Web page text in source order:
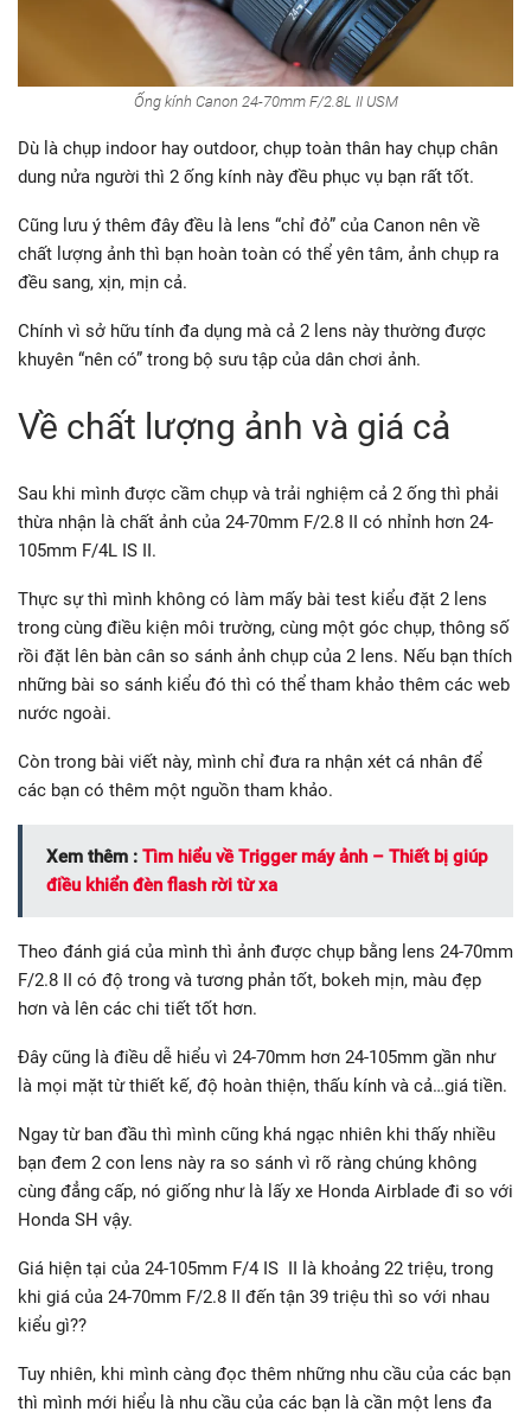
Ống kính Canon 24-70mm F/2.8L II USM
Dù là chụp indoor hay outdoor, chụp toàn thân hay chụp chân
dung nửa người thì 2 ống kính này đều phục vụ bạn rất tốt.
Cũng lưu ý thêm đây đều là lens “chỉ đỏ” của Canon nên về
chất lượng ảnh thì bạn hoàn toàn có thể yên tâm, ảnh chụp ra
đều sang, xịn, mịn cả.
Chính vì sở hữu tính đa dụng mà cả 2 lens này thường được
khuyên “nên có” trong bộ sưu tập của dân chơi ảnh.
Về chất lượng ảnh và giá cả
Sau khi mình được cầm chụp và trải nghiệm cả 2 ống thì phải
thừa nhận là chất ảnh của 24-70mm F/2.8 II có nhỉnh hơn 24-
105mm F/4L IS II.
Thực sự thì mình không có làm mấy bài test kiểu đặt 2 lens
trong cùng điều kiện môi trường, cùng một góc chụp, thông số
rồi đặt lên bàn cân so sánh ảnh chụp của 2 lens. Nếu bạn thích
những bài so sánh kiểu đó thì có thể tham khảo thêm các web
nước ngoài.
Còn trong bài viết này, mình chỉ đưa ra nhận xét cá nhân để
các bạn có thêm một nguồn tham khảo.
Xem thêm : Tìm hiểu về Trigger máy ảnh – Thiết bị giúp
điều khiển đèn flash rời từ xa
Theo đánh giá của mình thì ảnh được chụp bằng lens 24-70mm
F/2.8 II có độ trong và tương phản tốt, bokeh mịn, màu đẹp
hơn và lên các chi tiết tốt hơn.
Đây cũng là điều dễ hiểu vì 24-70mm hơn 24-105mm gần như
là mọi mặt từ thiết kế, độ hoàn thiện, thấu kính và cả…giá tiền.
Ngay từ ban đầu thì mình cũng khá ngạc nhiên khi thấy nhiều
bạn đem 2 con lens này ra so sánh vì rõ ràng chúng không
cùng đẳng cấp, nó giống như là lấy xe Honda Airblade đi so với
Honda SH vậy.
Giá hiện tại của 24-105mm F/4 IS II là khoảng 22 triệu, trong
khi giá của 24-70mm F/2.8 II đến tận 39 triệu thì so với nhau
kiểu gì??
Tuy nhiên, khi mình càng đọc thêm những nhu cầu của các bạn
thì mình mới hiểu là nhu cầu của các bạn là cần một lens đa